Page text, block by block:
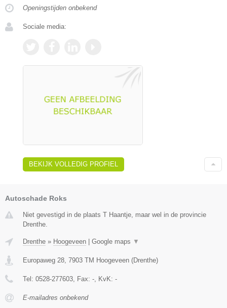
Openingstijden onbekend
Sociale media:
BEKIJK VOLLEDIG PROFIEL
Autoschade Roks
Niet gevestigd in de plaats T Haantje, maar wel in de provincie
Drenthe.
Drenthe » Hoogeveen Google maps ▼
Europaweg 28, 7903 TM Hoogeveen (Drenthe)
Tel: 0528-277603, Fax: -, KvK: -
E-mailadres onbekend